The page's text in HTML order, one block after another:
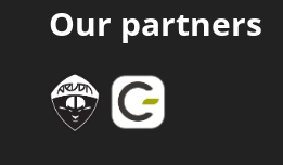
Our partners